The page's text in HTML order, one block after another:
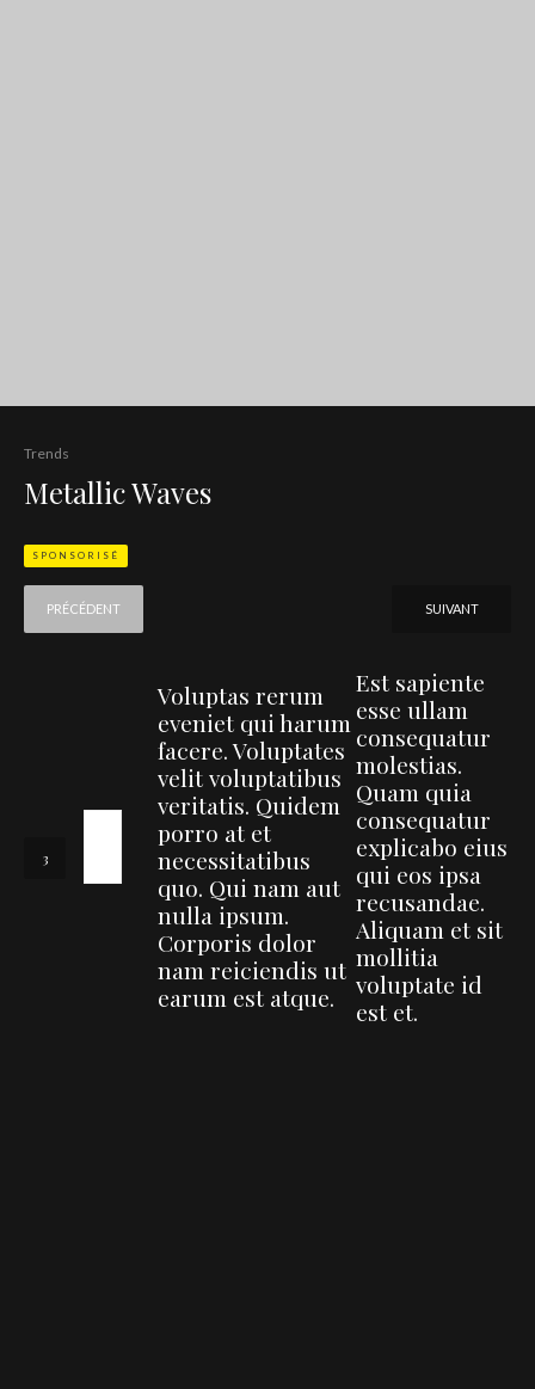
Trends
Metallic Waves
SPONSORISÉ
PRÉCÉDENT SUIVANT
Voluptas rerum
eveniet qui harum
facere. Voluptates
velit voluptatibus
veritatis. Quidem
porro at et
necessitatibus
quo. Qui nam aut
nulla ipsum.
Corporis dolor
nam reiciendis ut
earum est atque.
Est sapiente
esse ullam
consequatur
molestias.
Quam quia
consequatur
explicabo eius
qui eos ipsa
recusandae.
Aliquam et sit
mollitia
voluptate id
est et.